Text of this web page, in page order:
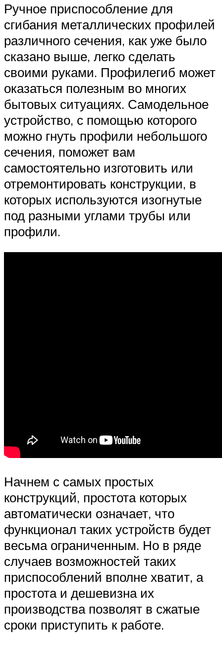
Ручное приспособление для
сгибания металлических профилей
различного сечения, как уже было
сказано выше, легко сделать
своими руками. Профилегиб может
оказаться полезным во многих
бытовых ситуациях. Самодельное
устройство, с помощью которого
можно гнуть профили небольшого
сечения, поможет вам
самостоятельно изготовить или
отремонтировать конструкции, в
которых используются изогнутые
под разными углами трубы или
профили.
Начнем с самых простых
конструкций, простота которых
автоматически означает, что
функционал таких устройств будет
весьма ограниченным. Но в ряде
случаев возможностей таких
приспособлений вполне хватит, а
простота и дешевизна их
производства позволят в сжатые
сроки приступить к работе.